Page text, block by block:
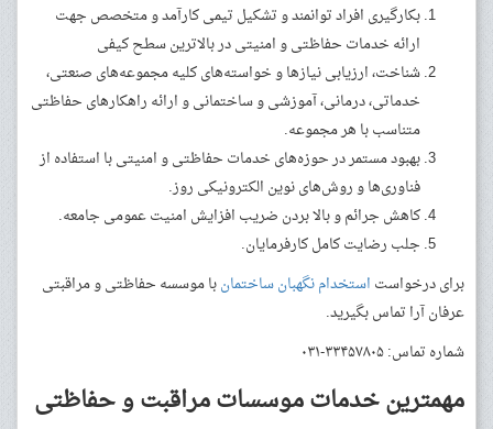
بکارگیری افراد توانمند و تشکیل تیمی کارآمد و متخصص جهت
ارائه خدمات حفاظتی و امنیتی در بالاترین سطح کیفی
شناخت، ارزیابی نیازها و خواسته‌های کلیه مجموعه‌های صنعتی،
خدماتی، درمانی، آموزشی و ساختمانی و ارائه راهکارهای حفاظتی
متناسب با هر مجموعه.
بهبود مستمر در حوزه‌های خدمات حفاظتی و امنیتی با استفاده از
فناوری‌ها و روش‌های نوین الکترونیکی روز.
کاهش جرائم و بالا بردن ضریب افزایش امنیت عمومی جامعه.
جلب رضایت کامل کارفرمایان.
برای درخواست استخدام نگهبان ساختمانبا موسسه حفاظتی و مراقبتی
عرفان آرا تماس بگیرید.
شماره تماس: ۳۳۴۵۷۸۰۵-۰۳۱
مهمترین خدمات موسسات مراقبت و حفاظتی